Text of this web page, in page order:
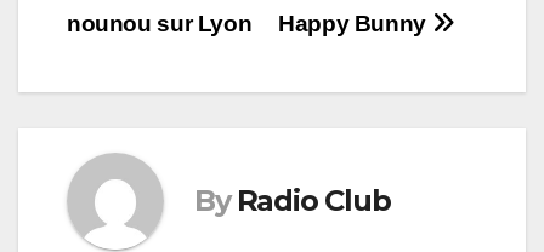
l’article Happy Bunny
nounou sur Lyon
By Radio Club